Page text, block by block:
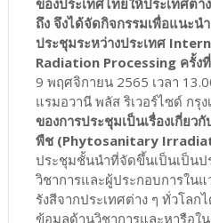
ของประเทศไทยให้ประเทศต่า
ถึง จึงได้จัดกิจกรรมเพื่อแนะน
ประชุมระหว่างประเทศ
Radiation Processing ครั้ง
9 พฤศจิกายน 2565 เวลา
แรมอวานี พลัส ริเวอร์ไซด์ กรุง
ของการประชุมเป็นเรื่องเกี่ยว
พืช (Phytosanitary
ประชุมชั้นนำที่จัดขึ้นเป็นเป็นป
วิชาการและผู้ประกอบการใน
รังสีจากประเทศต่าง ๆ ทั่วโล
ข้อมูลด้านวิชาการและหารือใ